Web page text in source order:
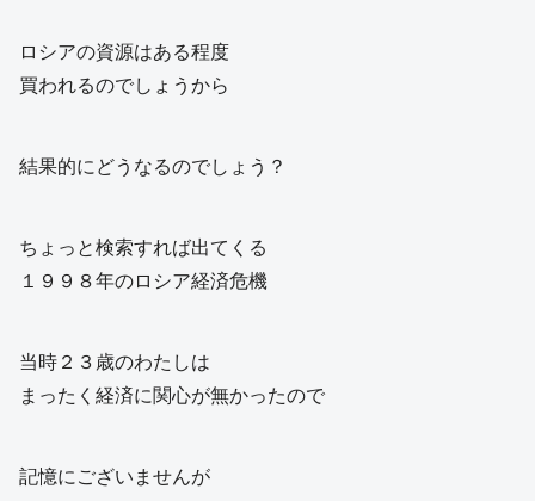
ロシアの資源はある程度
買われるのでしょうから
結果的にどうなるのでしょう？
ちょっと検索すれば出てくる
１９９８年のロシア経済危機
当時２３歳のわたしは
まったく経済に関心が無かったので
記憶にございませんが